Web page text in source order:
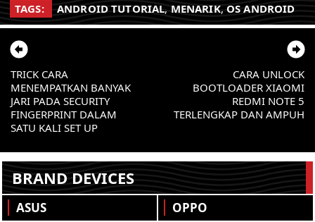
TAGS: ANDROID TUTORIAL, MENARIK, OS ANDROID
CARA UNLOCK
BOOTLOADER XIAOMI
REDMI NOTE 5
TERLENGKAP DAN AMPUH
TRICK CARA
MENEMPATKAN BANYAK
JARI PADA SECURITY
FINGERPRINT DALAM
SATU KALI SET UP
BRAND DEVICES
ASUS
OPPO